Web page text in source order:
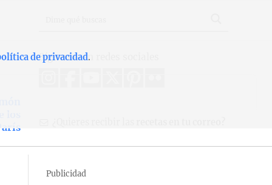
Síguenos en redes sociales
Publicidad
de privacidad.